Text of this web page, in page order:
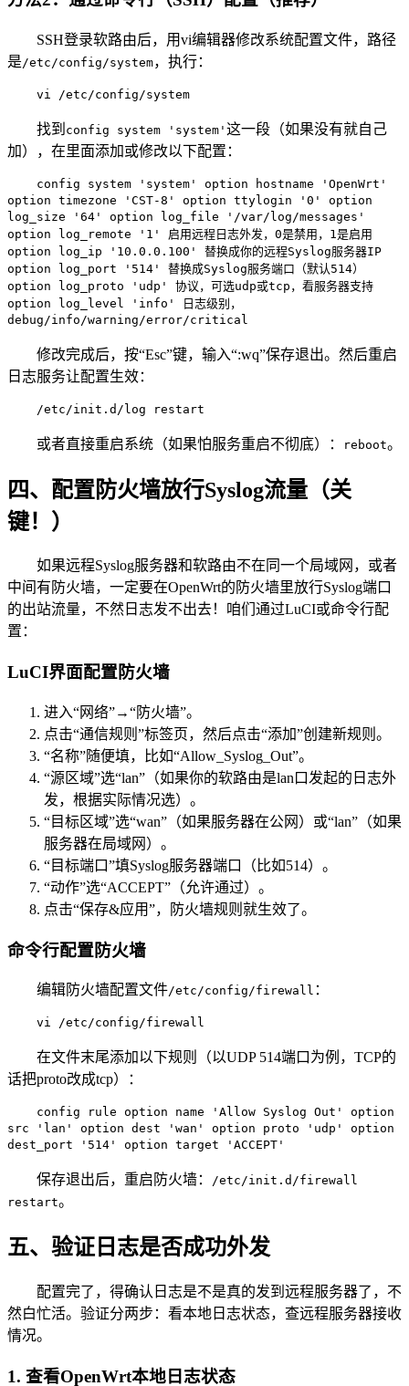
SSH登录软路由后，用vi编辑器修改系统配置文件，路径
是 /etc/config/system，执行：
vi /etc/config/system
找到 config system 'system' 这一段（如果没有就自己
加），在里面添加或修改以下配置：
config system 'system' option hostname 'OpenWrt'
option timezone 'CST-8' option ttylogin '0' option
log_size '64' option log_file '/var/log/messages'
option log_remote '1' 启用远程日志外发，0是禁用，1是启用
option log_ip '10.0.0.100' 替换成你的远程Syslog服务器IP
option log_port '514' 替换成Syslog服务端口（默认514）
option log_proto 'udp' 协议，可选udp或tcp，看服务器支持
option log_level 'info' 日志级别，
debug/info/warning/error/critical
修改完成后，按“Esc”键，输入“:wq”保存退出。然后重启
日志服务让配置生效：
/etc/init.d/log restart
或者直接重启系统（如果怕服务重启不彻底）： reboot。
四、配置防火墙放行Syslog流量（关
键！）
如果远程Syslog服务器和软路由不在同一个局域网，或者
中间有防火墙，一定要在OpenWrt的防火墙里放行Syslog端口
的出站流量，不然日志发不出去！咱们通过LuCI或命令行配
置：
LuCI界面配置防火墙
进入“网络”→“防火墙”。
点击“通信规则”标签页，然后点击“添加”创建新规则。
“名称”随便填，比如“Allow_Syslog_Out”。
“源区域”选“lan”（如果你的软路由是lan口发起的日志外
发，根据实际情况选）。
“目标区域”选“wan”（如果服务器在公网）或“lan”（如果
服务器在局域网）。
“目标端口”填Syslog服务器端口（比如514）。
“动作”选“ACCEPT”（允许通过）。
点击“保存&应用”，防火墙规则就生效了。
命令行配置防火墙
编辑防火墙配置文件/etc/config/firewall ：
vi /etc/config/firewall
在文件末尾添加以下规则（以UDP 514端口为例，TCP的
话把proto改成tcp）：
config rule option name 'Allow Syslog Out' option
src 'lan' option dest 'wan' option proto 'udp' option
dest_port '514' option target 'ACCEPT'
保存退出后，重启防火墙：
/etc/init.d/firewall
restart。
五、验证日志是否成功外发
配置完了，得确认日志是不是真的发到远程服务器了，不
然白忙活。验证分两步：看本地日志状态，查远程服务器接收
情况。
1. 查看OpenWrt本地日志状态